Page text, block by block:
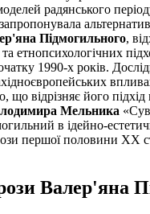
радянського
Підмогильного,
та етнопсихологічних
1990-х років.
що відрізняє його підхід
Мельника
в ідейно-
першої половини ХХ
Валер'яна